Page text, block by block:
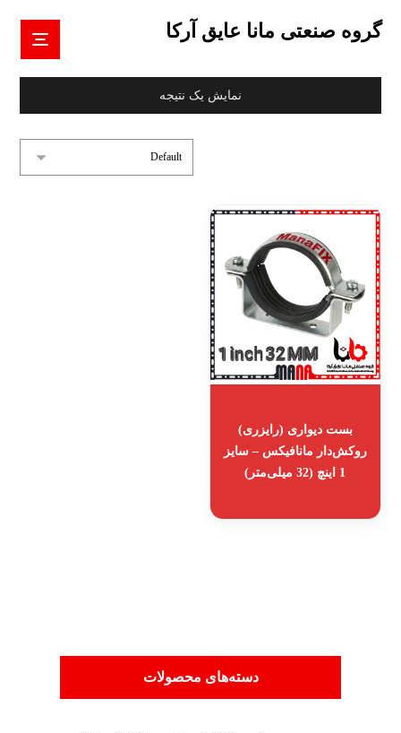
گروه صنعتی مانا عایق آرکا
نمایش یک نتیجه
بست دیواری (رایزری)
روکش‌دار مانافیکس – سایز
1 اینچ (32 میلی‌متر)
دسته‌های محصولات